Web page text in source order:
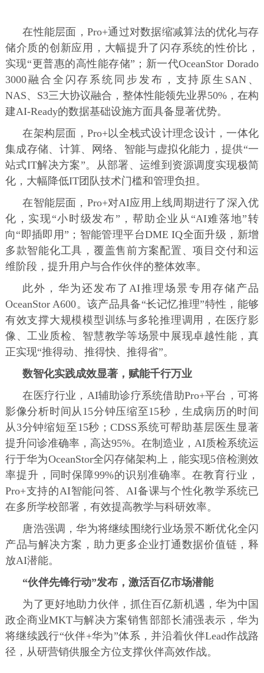
在性能层面，Pro+通过对数据缩减算法的优化与存
储介质的创新应用，大幅提升了闪存系统的性价比，
实现“更普惠的高性能存储”；新一代OceanStor Dorado
3000融合全闪存系统同步发布，支持原生SAN、
NAS、S3三大协议融合，整体性能领先业界50%，在构
建AI-Ready的数据基础设施方面具备显著优势。
在架构层面，Pro+以全栈式设计理念设计，一体化
集成存储、计算、网络、智能与虚拟化能力，提供“一
站式IT解决方案”。从部署、运维到资源调度实现极简
化，大幅降低IT团队技术门槛和管理负担。
在智能层面，Pro+对AI应用上线周期进行了深入优
化，实现“小时级发布”，帮助企业从“AI难落地”转
向“即插即用”；智能管理平台DME IQ全面升级，新增
多款智能化工具，覆盖售前方案配置、项目交付和运
维阶段，提升用户与合作伙伴的整体效率。
此外，华为还发布了AI推理场景专用存储产品
OceanStor A600。该产品具备“长记忆推理”特性，能够
有效支撑大规模模型训练与多轮推理调用，在医疗影
像、工业质检、智慧教学等场景中展现卓越性能，真
正实现“推得动、推得快、推得省”。
数智化实践成效显著，赋能千行万业
在医疗行业，AI辅助诊疗系统借助Pro+平台，可将
影像分析时间从15分钟压缩至15秒，生成病历的时间
从3分钟缩短至15秒；CDSS系统可帮助基层医生显著
提升问诊准确率，高达95%。在制造业，AI质检系统运
行于华为OceanStor全闪存储架构上，能实现5倍检测效
率提升，同时保障99%的识别准确率。在教育行业，
Pro+支持的AI智能问答、AI备课与个性化教学系统已
在多所学校部署，有效提高教学与科研效率。
唐浩强调，华为将继续围绕行业场景不断优化全闪
产品与解决方案，助力更多企业打通数据价值链，释
放AI潜能。
“伙伴先锋行动”发布，激活百亿市场潜能
为了更好地助力伙伴，抓住百亿新机遇，华为中国
政企商业MKT与解决方案销售部部长浦强表示，华为
将继续践行“伙伴+华为”体系，并沿着伙伴Lead作战路
径，从研营销供服全方位支撑伙伴高效作战。